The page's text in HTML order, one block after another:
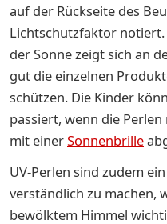
auf der Rückseite des
Lichtschutzfaktor notiert.
der Sonne zeigt sich an
gut die einzelnen
schützen. Die Kinder
passiert, wenn die Perlen
mit einerSonnenbrille
UV-Perlen sind zudem
verständlich zu machen,
bewölktem Himmel